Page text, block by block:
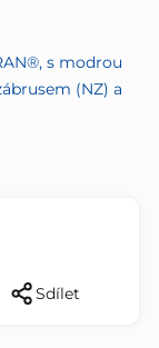
s modrou
(NZ) a
Sdílet